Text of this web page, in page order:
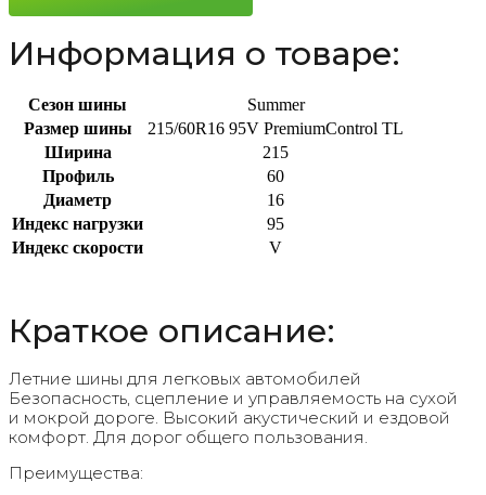
Информация о товаре:
Сезон шины
Summer
Размер шины
215/60R16 95V PremiumControl TL
Ширина
215
Профиль
60
Диаметр
16
Индекс нагрузки
95
Индекс скорости
V
Краткое описание:
Летние шины для легковых автомобилей
Безопасность, сцепление и управляемость на сухой
и мокрой дороге. Высокий акустический и ездовой
комфорт. Для дорог общего пользования.
Преимущества: